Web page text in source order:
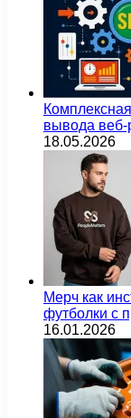
вывода веб-
18.05.2026
Мерч как
футболки с
16.01.2026